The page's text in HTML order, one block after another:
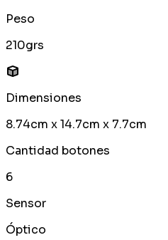
Peso
210grs
Dimensiones
8.74cm x 14.7cm x 7.7cm
Cantidad botones
6
Sensor
Óptico